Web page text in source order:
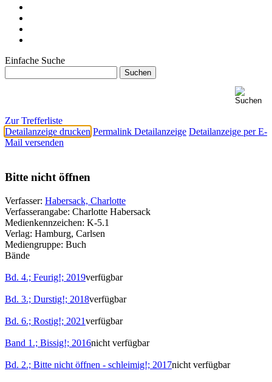
Einfache Suche
Zur Trefferliste
Detailanzeige drucken Permalink Detailanzeige Detailanzeige per E-
Mail versenden
Bitte nicht öffnen
Verfasser: Habersack, Charlotte
Verfasserangabe: Charlotte Habersack
Medienkennzeichen: K-5.1
Verlag: Hamburg, Carlsen
Mediengruppe: Buch
Bände
Bd. 4.; Feurig!; 2019verfügbar
Bd. 3.; Durstig!; 2018verfügbar
Bd. 6.; Rostig!; 2021verfügbar
Band 1.; Bissig!; 2016nicht verfügbar
Bd. 2.; Bitte nicht öffnen - schleimig!; 2017nicht verfügbar